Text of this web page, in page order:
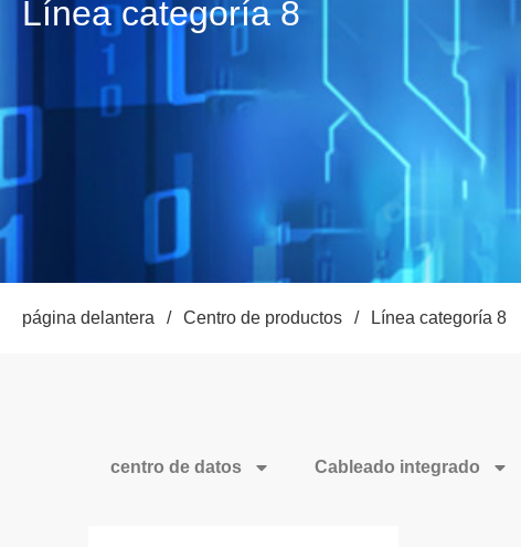
Línea categoría 8
página delantera / Centro de productos / Línea categoría 8
centro de datos Cableado integrado